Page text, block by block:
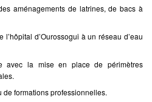
aménagements de latrines, de bacs à
d’Ourossogui à un réseau d’eau
la mise en place de périmètres
formations professionnelles.